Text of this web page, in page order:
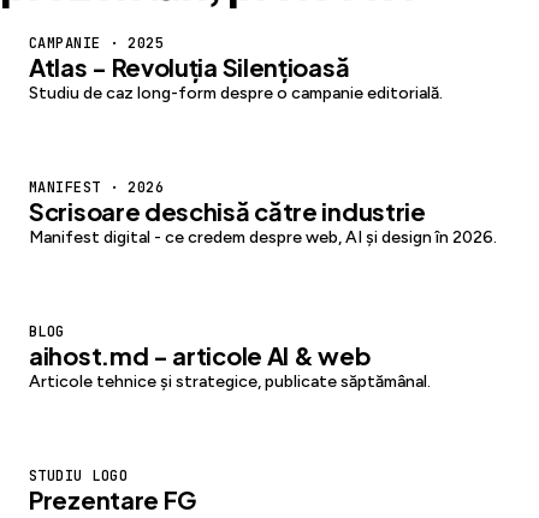
CAMPANIE · 2025
Atlas - Revoluția Silențioasă
Studiu de caz long-form despre o campanie editorială.
MANIFEST · 2026
Scrisoare deschisă către industrie
Manifest digital - ce credem despre web, AI și design în 2026.
BLOG
aihost.md - articole AI & web
Articole tehnice și strategice, publicate săptămânal.
STUDIU LOGO
Prezentare FG